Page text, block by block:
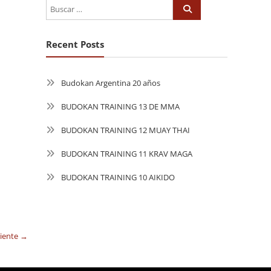
→
Recent Posts
Budokan Argentina 20 años
BUDOKAN TRAINING 13 DE MMA
BUDOKAN TRAINING 12 MUAY THAI
BUDOKAN TRAINING 11 KRAV MAGA
BUDOKAN TRAINING 10 AIKIDO